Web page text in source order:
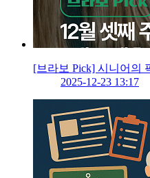
[브라보 Pick] 시니어의
2025-12-23 13:17